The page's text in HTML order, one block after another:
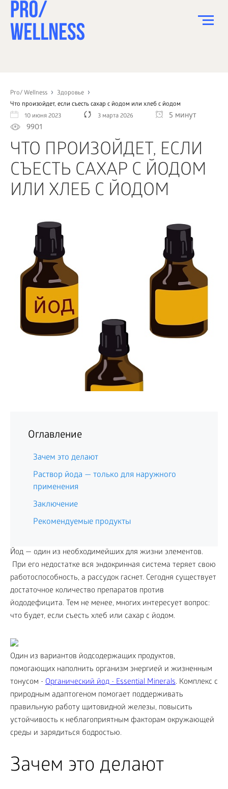
Pro/ Wellness
Здоровье
Что произойдет, если съесть сахар с йодом или хлеб с йодом
10 июня 2023
3 марта 2026
5 минут
9901
ЧТО ПРОИЗОЙДЕТ, ЕСЛИ
СЪЕСТЬ САХАР С ЙОДОМ
ИЛИ ХЛЕБ С ЙОДОМ
Оглавление
Зачем это делают
Раствор йода — только для наружного
применения
Заключение
Рекомендуемые продукты
Йод — один из необходимейших для жизни элементов.
При его недостатке вся эндокринная система теряет свою
работоспособность, а рассудок гаснет. Сегодня существует
достаточное количество препаратов против
йододефицита. Тем не менее, многих интересует вопрос:
что будет, если съесть хлеб или сахар с йодом.
Один из вариантов йодсодержащих продуктов,
помогающих наполнить организм энергией и жизненным
тонусом - Органический йод - Essential Minerals. Комплекс с
природным адаптогеном помогает поддерживать
правильную работу щитовидной железы, повысить
устойчивость к неблагоприятным факторам окружающей
среды и зарядиться бодростью.
Зачем это делают
СПОРТ
ЗДОРОВЬЕ
КРАСОТА
ПСИХОЛОГИЯ
ДЕТИ
ДОМ
БИЗНЕС